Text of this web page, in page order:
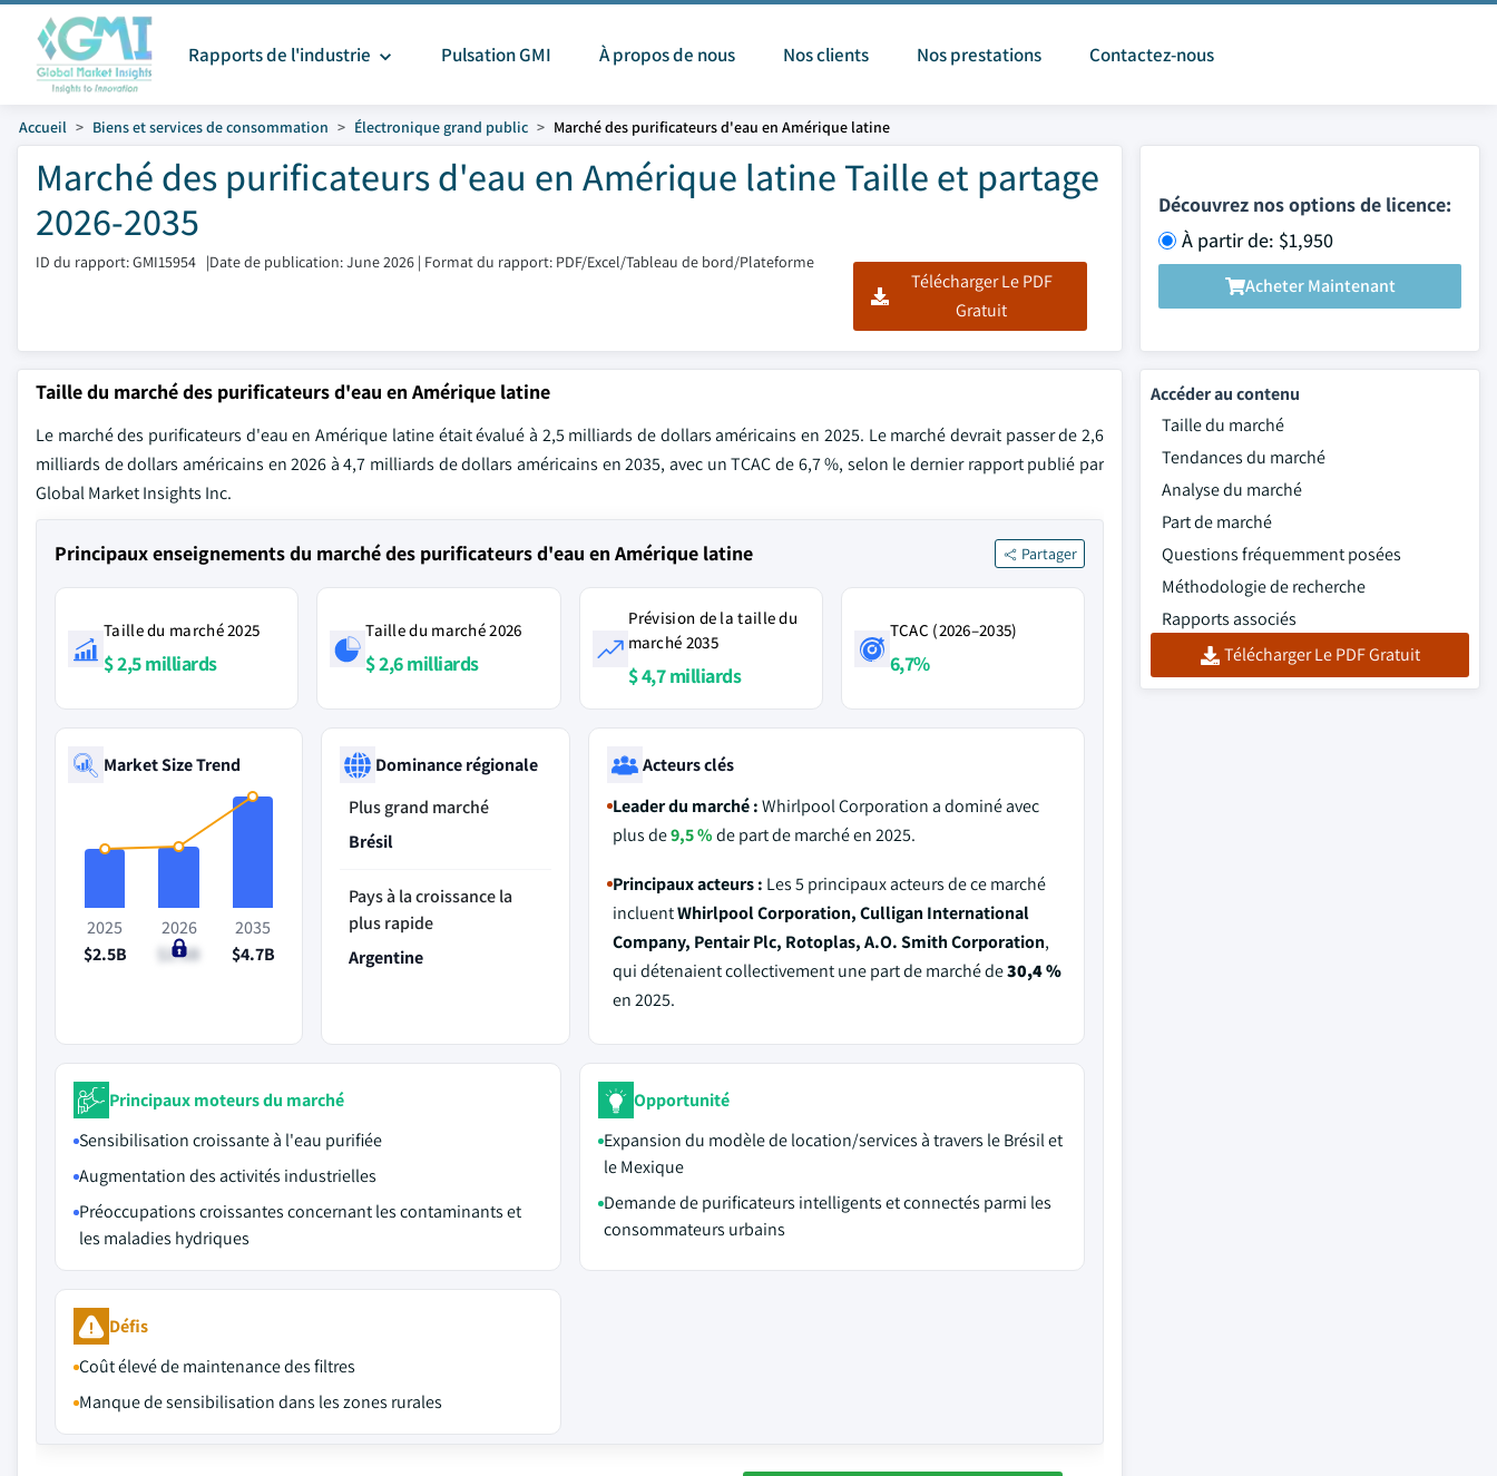
Rapports de l'industrie Pulsation GMI À propos de nous Nos clients Nos prestations Contactez-nous
Accueil Biens et services de consommation Électronique grand public Marché des purificateurs d'eau en Amérique latine
Marché des purificateurs d'eau en Amérique latine Taille et partage
2026-2035
ID du rapport: GMI15954 |Date de publication: June 2026 | Format du rapport: PDF/Excel/Tableau de bord/Plateforme
Télécharger Le PDF
Gratuit
Découvrez nos options de licence:
À partir de: $1,950
Acheter Maintenant
Taille du marché des purificateurs d'eau en Amérique latine
Le marché des purificateurs d'eau en Amérique latine était évalué à 2,5 milliards de dollars américains en 2025. Le marché devrait passer de 2,6
milliards de dollars américains en 2026 à 4,7 milliards de dollars américains en 2035, avec un TCAC de 6,7 %, selon le dernier rapport publié par
Global Market Insights Inc.
Principaux enseignements du marché des purificateurs d'eau en Amérique latine Partager
Taille du marché 2025
$ 2,5 milliards
Taille du marché 2026
$ 2,6 milliards
Prévision de la taille du
marché 2035
$ 4,7 milliards
TCAC (2026–2035)
6,7%
Market Size Trend
2025
$2.5B
2026
$2.6B
2035
$4.7B
Dominance régionale
Plus grand marché
Brésil
Pays à la croissance la
plus rapide
Argentine
Acteurs clés
Leader du marché :Whirlpool Corporation a dominé avec
plus de9,5 %de part de marché en 2025.
Principaux acteurs : Les 5 principaux acteurs de ce marché
incluentWhirlpool Corporation, Culligan International
Company, Pentair Plc, Rotoplas, A.O. Smith Corporation,
qui détenaient collectivement une part de marché de30,4 %
en 2025.
Principaux moteurs du marché
Sensibilisation croissante à l'eau purifiée
Augmentation des activités industrielles
Préoccupations croissantes concernant les contaminants et
les maladies hydriques
Opportunité
Expansion du modèle de location/services à travers le Brésil et
le Mexique
Demande de purificateurs intelligents et connectés parmi les
consommateurs urbains
Défis
Coût élevé de maintenance des filtres
Manque de sensibilisation dans les zones rurales
Accéder au contenu
Taille du marché
Tendances du marché
Analyse du marché
Part de marché
Questions fréquemment posées
Méthodologie de recherche
Rapports associés
Télécharger Le PDF Gratuit